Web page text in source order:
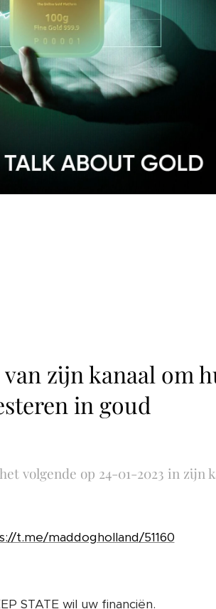
zijn kanaal om
in goud
volgende op 24-01-2023 in zijn
t.me/maddogholland/51160
STATE wil uw financiën.